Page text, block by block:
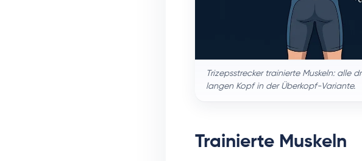
Trizepsstrecker trainierte Muskeln: alle
langen Kopf in der Überkopf-Variante.
Trainierte Muskeln